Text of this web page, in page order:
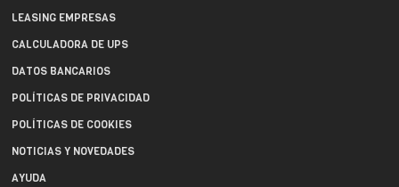
LEASING EMPRESAS
CALCULADORA DE UPS
DATOS BANCARIOS
POLÍTICAS DE PRIVACIDAD
POLÍTICAS DE COOKIES
NOTICIAS Y NOVEDADES
AYUDA